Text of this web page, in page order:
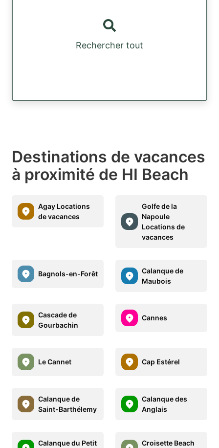
Rechercher tout
Destinations de vacances
à proximité de HI Beach
Agay Locations
de vacances
Golfe de la
Napoule
Locations de
vacances
Bagnols-en-Forêt
Calanque de
Maubois
Cascade de
Gourbachin
Cannes
Le Cannet Cap Estérel
Calanque de
Saint-Barthélemy
Calanque des
Anglais
Calanque du Petit
Croisette Beach